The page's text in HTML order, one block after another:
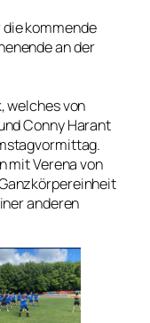
kommende
an der
welches von
Conny Harant
mit Verena von
anderen